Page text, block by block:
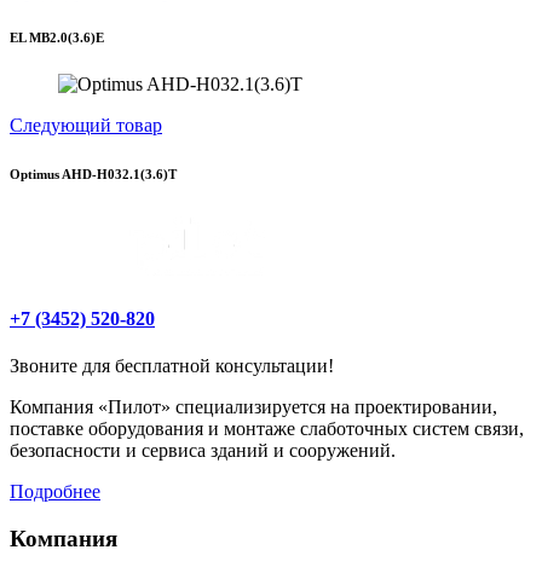
EL MB2.0(3.6)E
Следующий товар
Optimus AHD-H032.1(3.6)T
+7 (3452) 520-820
Звоните для бесплатной консультации!
Компания «Пилот» специализируется на проектировании,
поставке оборудования и монтаже слаботочных систем связи,
безопасности и сервиса зданий и сооружений.
Подробнее
Компания